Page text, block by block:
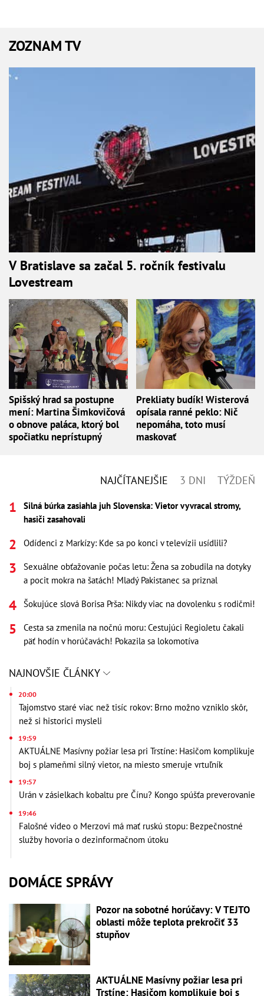
ZOZNAM TV
V Bratislave sa začal 5. ročník festivalu
Lovestream
Spišský hrad sa postupne
mení: Martina Šimkovičová
o obnove paláca, ktorý bol
spočiatku neprístupný
Prekliaty budík! Wisterová
opísala ranné peklo: Nič
nepomáha, toto musí
maskovať
NAJČÍTANEJŠIE 3 DNI TÝŽDEŇ
Silná búrka zasiahla juh Slovenska: Vietor vyvracal stromy,
hasiči zasahovali
Odídenci z Markízy: Kde sa po konci v televízii usídlili?
Sexuálne obťažovanie počas letu: Žena sa zobudila na dotyky
a pocit mokra na šatách! Mladý Pakistanec sa priznal
Šokujúce slová Borisa Prša: Nikdy viac na dovolenku s rodičmi!
Cesta sa zmenila na nočnú moru: Cestujúci RegioJetu čakali
päť hodín v horúčavách! Pokazila sa lokomotíva
NAJNOVŠIE ČLÁNKY
20:00
Tajomstvo staré viac než tisíc rokov: Brno možno vzniklo skôr,
než si historici mysleli
19:59
AKTUÁLNE Masívny požiar lesa pri Trstíne: Hasičom komplikuje
boj s plameňmi silný vietor, na miesto smeruje vrtuľník
19:57
Urán v zásielkach kobaltu pre Čínu? Kongo spúšťa preverovanie
19:46
Falošné video o Merzovi má mať ruskú stopu: Bezpečnostné
služby hovoria o dezinformačnom útoku
DOMÁCE SPRÁVY
Pozor na sobotné horúčavy: V TEJTO
oblasti môže teplota prekročiť 33
stupňov
AKTUÁLNE Masívny požiar lesa pri
Trstíne: Hasičom komplikuje boj s